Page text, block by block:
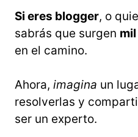
Si eres blogger, o
sabrás que surgen
en el camino.
Ahora, imagina un
resolverlas y
ser un experto.